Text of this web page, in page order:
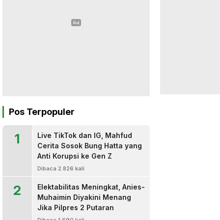
Pos Terpopuler
1
Live TikTok dan IG, Mahfud
Cerita Sosok Bung Hatta yang
Anti Korupsi ke Gen Z
Dibaca 2.826 kali
2
Elektabilitas Meningkat, Anies-
Muhaimin Diyakini Menang
Jika Pilpres 2 Putaran